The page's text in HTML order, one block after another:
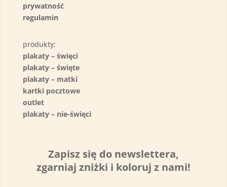
prywatność
regulamin
produkty:
plakaty – święci
plakaty – święte
plakaty – matki
kartki pocztowe
outlet
plakaty – nie-święci
Zapisz się do newslettera,
zgarniaj zniżki i koloruj z nami!